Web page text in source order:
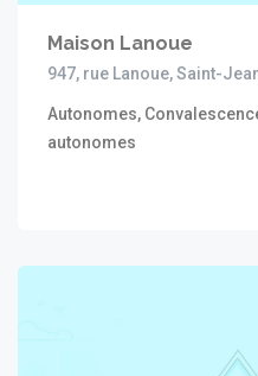
Maison Lanoue
947, rue Lanoue, Saint-
Autonomes,
autonomes